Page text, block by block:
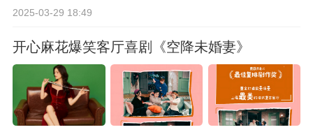
2025-03-29 18:49
开心麻花爆笑客厅喜剧《空降未婚妻》